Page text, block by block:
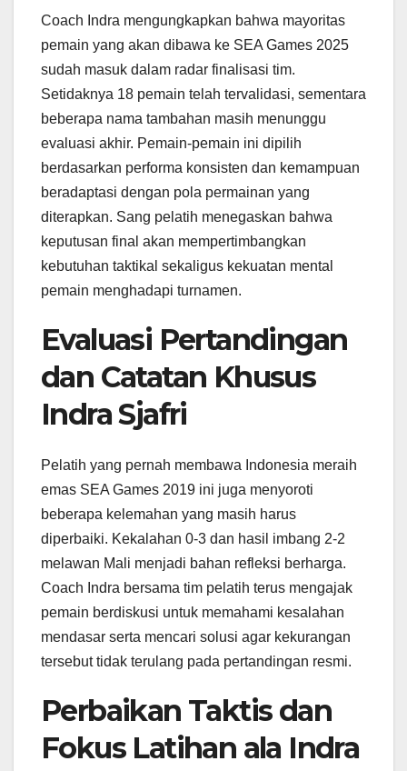
Coach Indra mengungkapkan bahwa mayoritas
pemain yang akan dibawa ke SEA Games 2025
sudah masuk dalam radar finalisasi tim.
Setidaknya 18 pemain telah tervalidasi, sementara
beberapa nama tambahan masih menunggu
evaluasi akhir. Pemain-pemain ini dipilih
berdasarkan performa konsisten dan kemampuan
beradaptasi dengan pola permainan yang
diterapkan. Sang pelatih menegaskan bahwa
keputusan final akan mempertimbangkan
kebutuhan taktikal sekaligus kekuatan mental
pemain menghadapi turnamen.
Evaluasi Pertandingan
dan Catatan Khusus
Indra Sjafri
Pelatih yang pernah membawa Indonesia meraih
emas SEA Games 2019 ini juga menyoroti
beberapa kelemahan yang masih harus
diperbaiki. Kekalahan 0-3 dan hasil imbang 2-2
melawan Mali menjadi bahan refleksi berharga.
Coach Indra bersama tim pelatih terus mengajak
pemain berdiskusi untuk memahami kesalahan
mendasar serta mencari solusi agar kekurangan
tersebut tidak terulang pada pertandingan resmi.
Perbaikan Taktis dan
Fokus Latihan ala Indra